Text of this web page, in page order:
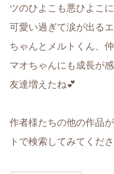
ツのひよこも悪ひよこ
可愛い過ぎて涙が出る
ちゃんとメルトくん、
マオちゃんにも成長が
友達増えたね💕
作者様たちの他の作品
トで検索してみてくださ